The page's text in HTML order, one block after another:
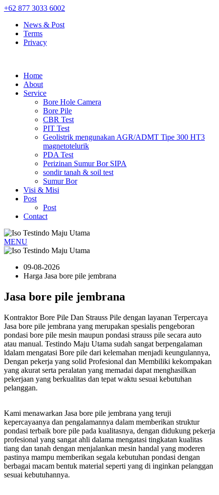
+62 877 3033 6002
News & Post
Terms
Privacy
Home
About
Service
Bore Hole Camera
Bore Pile
CBR Test
PIT Test
Geolistrik mengunakan AGR/ADMT Tipe 300 HT3
magnetotelurik
PDA Test
Perizinan Sumur Bor SIPA
sondir tanah & soil test
Sumur Bor
Visi & Misi
Post
Post
Contact
MENU
09-08-2026
Harga Jasa bore pile jembrana
Jasa bore pile jembrana
Kontraktor Bore Pile Dan Strauss Pile dengan layanan Terpercaya
Jasa bore pile jembrana yang merupakan spesialis pengeboran
pondasi bore pile mesin maupun pondasi strauss pile secara auto
atau manual. Testindo Maju Utama sudah sangat berpengalaman
ldalam mengatasi Bore pile dari kelemahan menjadi keungulannya,
Dengan pekerja yang solid Profesional dan Membiliki kekompakan
yang akurat serta peralatan yang memadai dapat menghasilkan
pekerjaan yang berkualitas dan tepat waktu sesuai kebutuhan
pelanggan.
Kami menawarkan Jasa bore pile jembrana yang teruji
kepercayaanya dan pengalamannya dalam memberikan struktur
pondasi terbaik bore pile pada kualitasnya, dengan didukung pekerja
profesional yang sangat ahli dalama mengatasi tingkatan kualitas
tiang dan tanah dengan menjalankan mesin handal yang moderen
pastinya mampu memberikan segala kebutuhan pondasi dengan
berbagai macam bentuk material seperti yang di inginkan pelanggan
sesuai kebutuhannya.